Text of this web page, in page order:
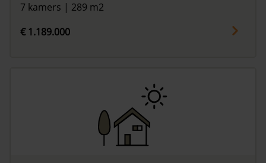
7 kamers | 289 m2
€ 1.189.000